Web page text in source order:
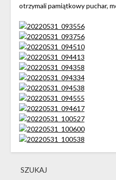
otrzymali pamiątkowy puchar,
SZUKAJ